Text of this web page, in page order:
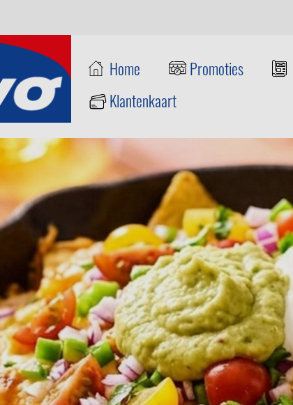
Home Promoties
Klantenkaart